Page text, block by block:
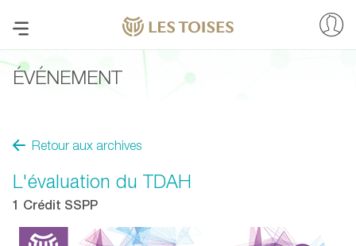
ÉVÉNEMENT
Retour aux archives
L'évaluation du TDAH
1 Crédit SSPP